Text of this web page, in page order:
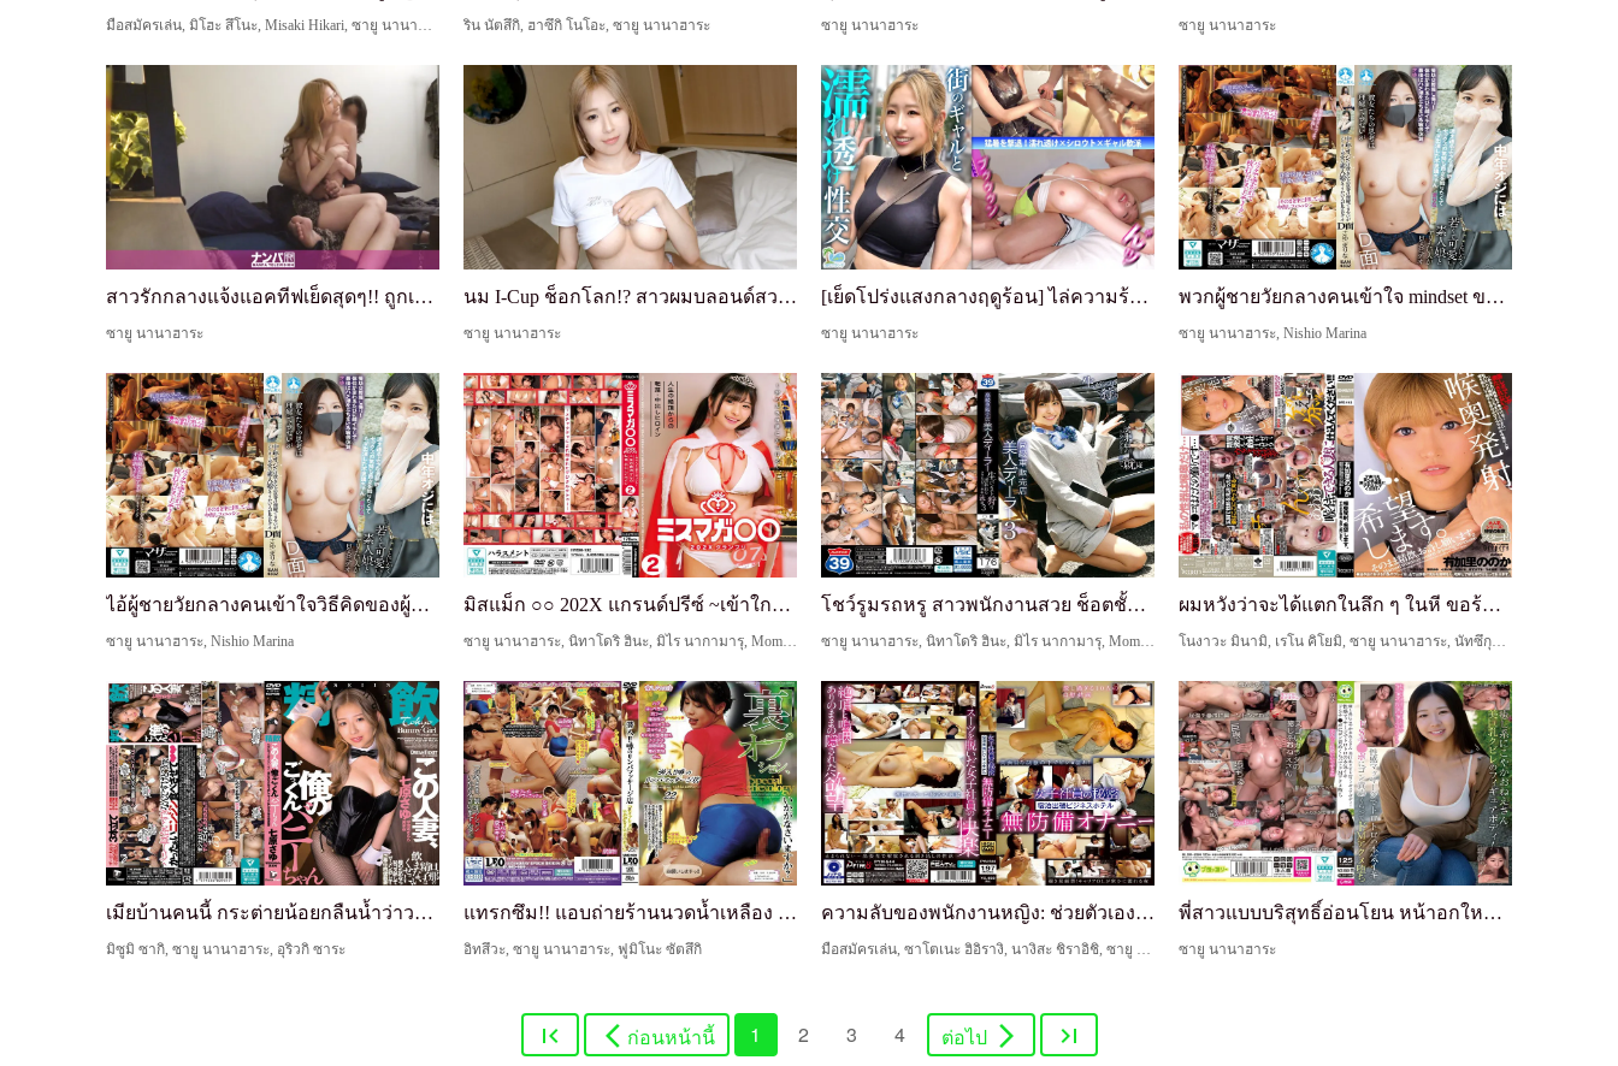
มือสมัครเล่น, มิโฮะ สึโนะ, Misaki Hikari, ซายู นานาฮาระ ริน นัตสึกิ, ฮาซึกิ โนโอะ, ซายู นานาฮาระ ซายู นานาฮาระ ซายู นานาฮาระ
สาวรักกลางแจ้งแอคทีฟเย็ดสุดๆ!! ถูกเล่นของเล่นกับค...
ซายู นานาฮาระ
นม I-Cup ช็อกโลก!? สาวผมบลอนด์สวยมาซอกิสต์ แตกไม่...
ซายู นานาฮาระ
[เย็ดโปร่งแสงกลางฤดูร้อน] ไล่ความร้อนตูดแผดเผา! ต...
ซายู นานาฮาระ
พวกผู้ชายวัยกลางคนเข้าใจ mindset ของแฟนหนุ่มไม่ได...
ซายู นานาฮาระ, Nishio Marina
ไอ้ผู้ชายวัยกลางคนเข้าใจวิธีคิดของผู้หญิงไม่ได้ แ...
ซายู นานาฮาระ, Nishio Marina
มิสแม็ก ○○ 202X แกรนด์ปรีซ์ ~เข้าใกล้ความฝันใหญ่ข...
ซายู นานาฮาระ, นิทาโดริ ฮินะ, มิไร นากามารุ, Momose Himari
โชว์รูมรถหรู สาวพนักงานสวย ช็อตชั้นในดิบๆ ในท้ายร...
ซายู นานาฮาระ, นิทาโดริ ฮินะ, มิไร นากามารุ, Momose Himari
ผมหวังว่าจะได้แตกในลึก ๆ ในหี ขอร้องให้อนุญาตให้ผ...
โนงาวะ มินามิ, เรโน คิโยมิ, ซายู นานาฮาระ, นัทซึกุริ ริโอ, ฮารุโนะ อันโดะ, วากามิยะ ฮาซึกิ, ยูคาริ โนโนกะ, ไอโนะ เร
เมียบ้านคนนี้ กระต่ายน้อยกลืนน้ำว่าวของผม (NLD-02...
มิซูมิ ซากิ, ซายู นานาฮาระ, อุริวกิ ซาระ
แทรกซึม!! แอบถ่ายร้านนวดน้ำเหลือง 22 "สนใจบริการล...
อิทสึวะ, ซายู นานาฮาระ, ฟูมิโนะ ซัตสึกิ
ความลับของพนักงานหญิง: ช่วยตัวเองแบบไร้การป้องกัน...
มือสมัครเล่น, ซาโตเนะ ฮิอิรางิ, นางิสะ ชิราอิชิ, ซายู นานาฮาระ, Mii Mikana, โฮชินากะ โคโคมิ, Momose Himari, คุรากิ ชิโอริ, Sasaki Kanna, เซร่า คุวาฮาระ
พี่สาวแบบบริสุทธิ์อ่อนโยน หน้าอกใหญ่สวยงามและรูปร...
ซายู นานาฮาระ
ก่อนหน้านี้ 1 2 3 4 ต่อไป